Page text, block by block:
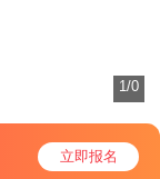
立即报名
1/0